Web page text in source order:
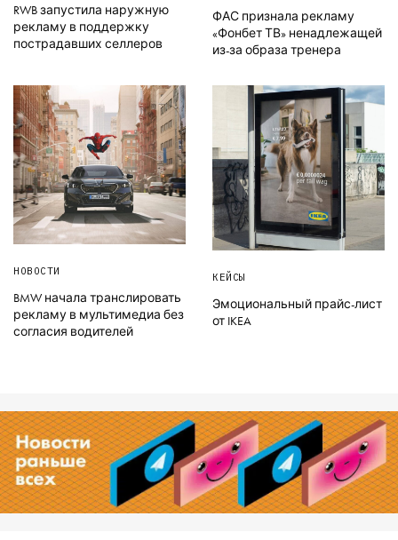
RWB запустила наружную
рекламу в поддержку
пострадавших селлеров
ФАС признала рекламу
«Фонбет ТВ» ненадлежащей
из-за образа тренера
НОВОСТИ
BMW начала транслировать
рекламу в мультимедиа без
согласия водителей
КЕЙСЫ
Эмоциональный прайс-лист
от IKEA